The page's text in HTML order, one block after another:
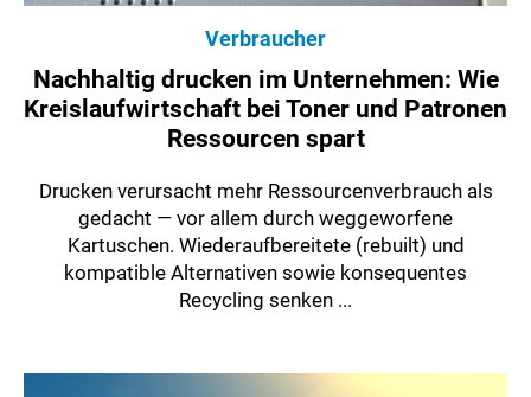
Verbraucher
Nachhaltig drucken im Unternehmen: Wie
Kreislaufwirtschaft bei Toner und Patronen
Ressourcen spart
Drucken verursacht mehr Ressourcenverbrauch als
gedacht — vor allem durch weggeworfene
Kartuschen. Wiederaufbereitete (rebuilt) und
kompatible Alternativen sowie konsequentes
Recycling senken ...